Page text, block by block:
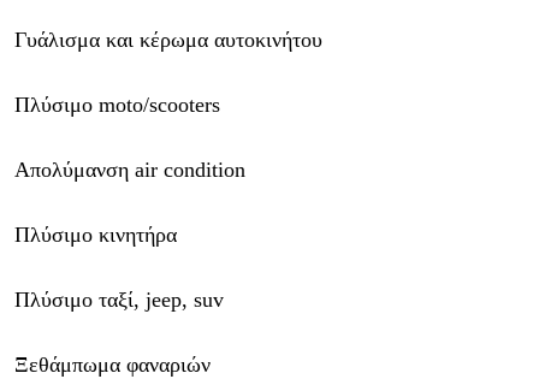
Γυάλισμα και κέρωμα αυτοκινήτου
Πλύσιμο moto/scooters
Απολύμανση air condition
Πλύσιμο κινητήρα
Πλύσιμο ταξί, jeep, suv
Ξεθάμπωμα φαναριών